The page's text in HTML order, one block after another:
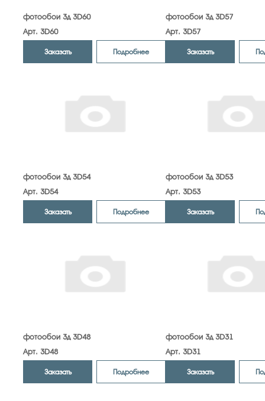
фотообои 3д 3D60
Арт. 3D60
Заказать Подробнее
фотообои 3д 3D57
Арт. 3D57
Заказать
фотообои 3д 3D54
Арт. 3D54
Заказать Подробнее
фотообои 3д 3D53
Арт. 3D53
Заказать
фотообои 3д 3D48
Арт. 3D48
Заказать Подробнее
фотообои 3д 3D31
Арт. 3D31
Заказать